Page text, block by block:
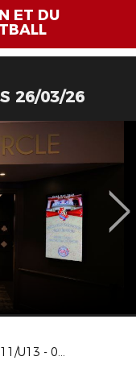
ET DU
26/03/26
FUTSAL PASSION U11/U13 - 04/02/18 - FUTBOL ARENA D’IRIGNY